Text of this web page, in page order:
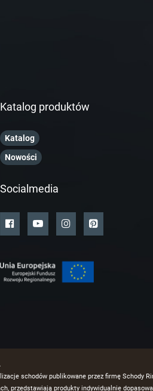
Katalog produktów
Katalog
Nowości
Socialmedia
schodów publikowane przez firmę Schody
przedstawiają produkty indywidualnie